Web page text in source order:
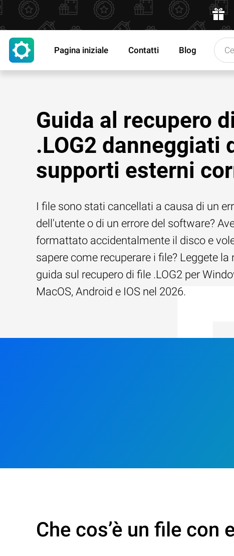
Pagina iniziale Contatti Blog
Guida al recupero
.LOG2 danneggiati
supporti esterni
I file sono stati cancellati a causa di un
dell'utente o di un errore del software?
formattato accidentalmente il disco e
sapere come recuperare i file? Leggete la
guida sul recupero di file .LOG2 per
MacOS, Android e IOS nel 2026.
Che cos’è un file con